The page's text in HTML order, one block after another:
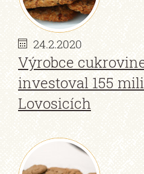
24.2.2020
Výrobce
investoval 155
Lovosicích